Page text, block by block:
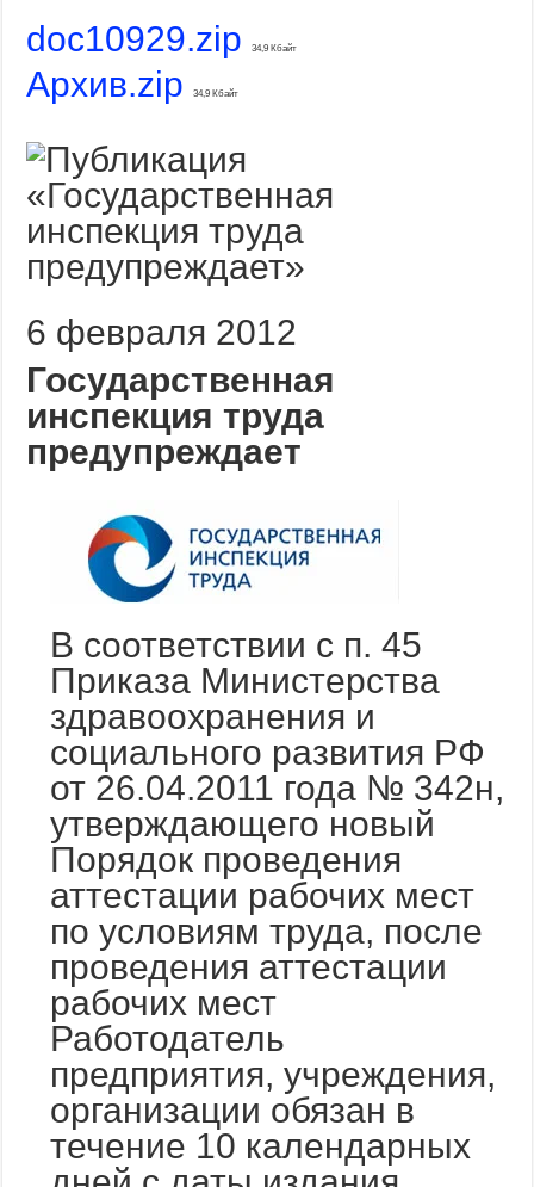
doc10929.zip
34,9 Кбайт
Архив.zip 34,9 Кбайт
6 февраля 2012
Государственная
инспекция труда
предупреждает
В соответствии с п. 45
Приказа Министерства
здравоохранения и
социального развития РФ
от 26.04.2011 года № 342н,
утверждающего новый
Порядок проведения
аттестации рабочих мест
по условиям труда, после
проведения аттестации
рабочих мест
Работодатель
предприятия, учреждения,
организации обязан в
течение 10 календарных